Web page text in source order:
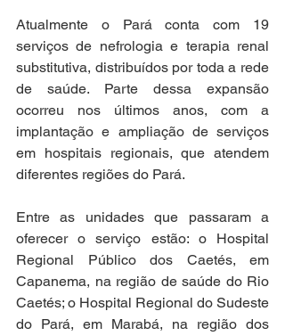
Atualmente o Pará conta com 19
serviços de nefrologia e terapia renal
substitutiva, distribuídos por toda a rede
de saúde. Parte dessa expansão
ocorreu nos últimos anos, com a
implantação e ampliação de serviços
em hospitais regionais, que atendem
diferentes regiões do Pará.
Entre as unidades que passaram a
oferecer o serviço estão: o Hospital
Regional Público dos Caetés, em
Capanema, na região de saúde do Rio
Caetés; o Hospital Regional do Sudeste
do Pará, em Marabá, na região dos